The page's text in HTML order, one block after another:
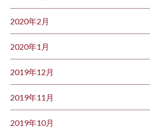
2020年2月
2020年1月
2019年12月
2019年11月
2019年10月